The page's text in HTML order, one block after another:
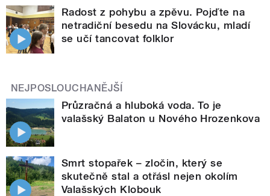
Radost z pohybu a zpěvu. Pojďte na
netradiční besedu na Slovácku, mladí
se učí tancovat folklor
NEJPOSLOUCHANĚJŠÍ
Průzračná a hluboká voda. To je
valašský Balaton u Nového Hrozenkova
Smrt stopařek – zločin, který se
skutečně stal a otřásl nejen okolím
Valašských Klobouk